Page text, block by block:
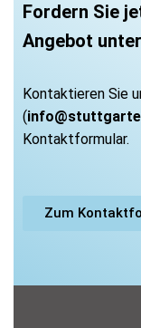
Fordern Sie
Angebot unter
Kontaktieren Sie
(
Kontaktformular.
Zum